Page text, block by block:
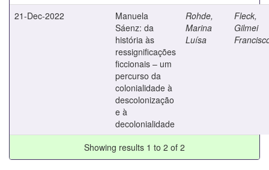
21-Dec-2022
Manuela
Sáenz: da
história às
ressignificações
ficcionais – um
percurso da
colonialidade à
descolonização
e à
decolonialidade
Rohde,
Marina
Luísa
Fleck,
Gilmei
Showing results 1 to 2 of 2